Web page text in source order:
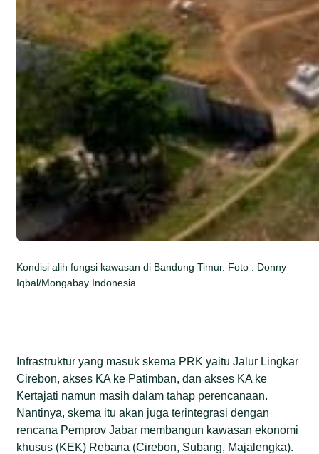
Kondisi alih fungsi kawasan di Bandung Timur. Foto : Donny
Iqbal/Mongabay Indonesia
Infrastruktur yang masuk skema PRK yaitu Jalur Lingkar
Cirebon, akses KA ke Patimban, dan akses KA ke
Kertajati namun masih dalam tahap perencanaan.
Nantinya, skema itu akan juga terintegrasi dengan
rencana Pemprov Jabar membangun kawasan ekonomi
khusus (KEK) Rebana (Cirebon, Subang, Majalengka).